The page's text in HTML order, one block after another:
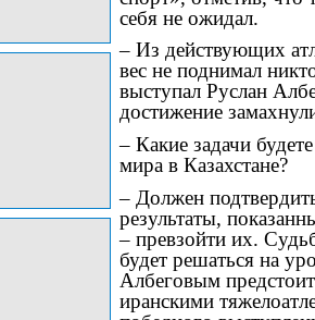
себя не ожидал.
– Из действующих
вес не поднимал
выступал Руслан
достижение
– Какие задачи
мира в Казахстане?
– Должен
результаты,
– превзойти их.
будет решаться на
Албеговым
иранскими